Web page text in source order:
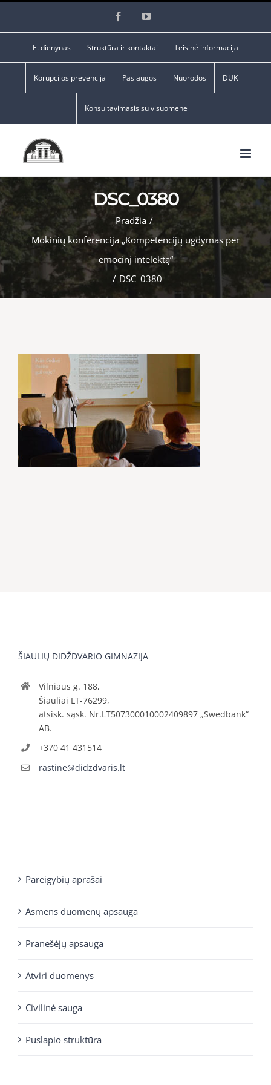
FacebookYouTube
E. dienynas Struktūra ir kontaktai Teisinė informacija
Korupcijos prevencija Paslaugos Nuorodos DUK
Konsultavimasis su visuomene
DSC_0380
Pradžia /
Mokinių konferencija „Kompetencijų ugdymas per
emocinį intelektą“
/ DSC_0380
ŠIAULIŲ DIDŽDVARIO GIMNAZIJA
Vilniaus g. 188,
Šiauliai LT-76299,
atsisk. sąsk. Nr.LT507300010002409897 „Swedbank“
AB.
+370 41 431514
rastine@didzdvaris.lt
Pareigybių aprašai
Asmens duomenų apsauga
Pranešėjų apsauga
Atviri duomenys
Civilinė sauga
Puslapio struktūra